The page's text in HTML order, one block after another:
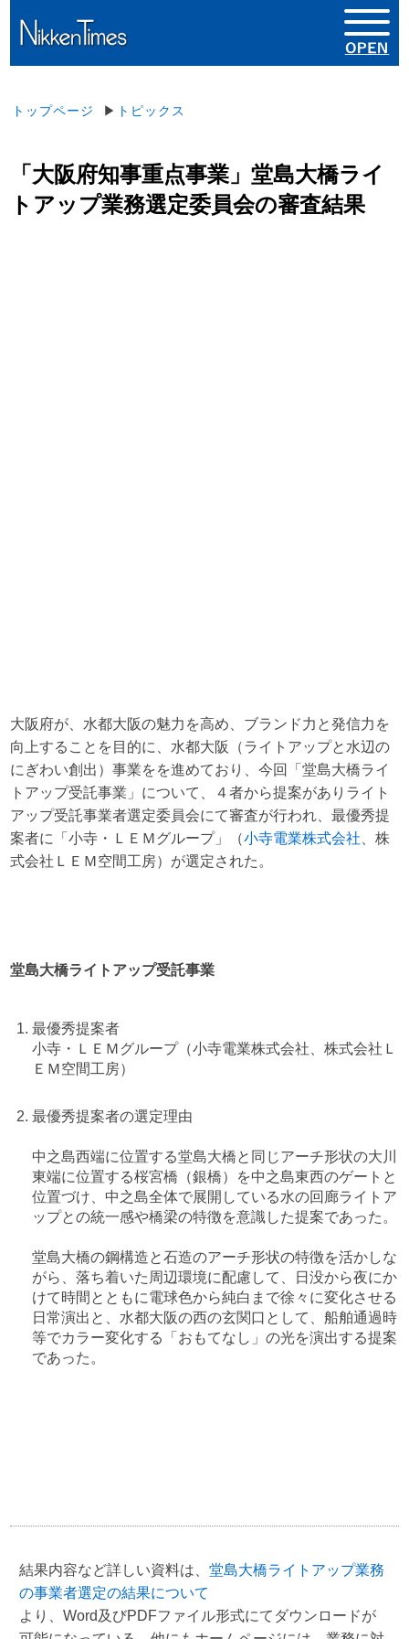
トップページ ▶ トピックス
「大阪府知事重点事業」堂島大橋ライ
トアップ業務選定委員会の審査結果
大阪府が、水都大阪の魅力を高め、ブランド力と発信力を
向上することを目的に、水都大阪（ライトアップと水辺の
にぎわい創出）事業をを進めており、今回「堂島大橋ライ
トアップ受託事業」について、４者から提案がありライト
アップ受託事業者選定委員会にて審査が行われ、最優秀提
案者に「小寺・ＬＥＭグループ」（小寺電業株式会社 、株
式会社ＬＥＭ空間工房）が選定された。
堂島大橋ライトアップ受託事業
最優秀提案者
小寺・ＬＥＭグループ（小寺電業株式会社、株式会社Ｌ
ＥＭ空間工房）
最優秀提案者の選定理由
中之島西端に位置する堂島大橋と同じアーチ形状の大川
東端に位置する桜宮橋（銀橋）を中之島東西のゲートと
位置づけ、中之島全体で展開している水の回廊ライトア
ップとの統一感や橋梁の特徴を意識した提案であった。
堂島大橋の鋼構造と石造のアーチ形状の特徴を活かしな
がら、落ち着いた周辺環境に配慮して、日没から夜にか
けて時間とともに電球色から純白まで徐々に変化させる
日常演出と、水都大阪の西の玄関口として、船舶通過時
等でカラー変化する「おもてなし」の光を演出する提案
であった。
結果内容など詳しい資料は、堂島大橋ライトアップ業務
の事業者選定の結果について
より、Word及びPDFファイル形式にてダウンロードが